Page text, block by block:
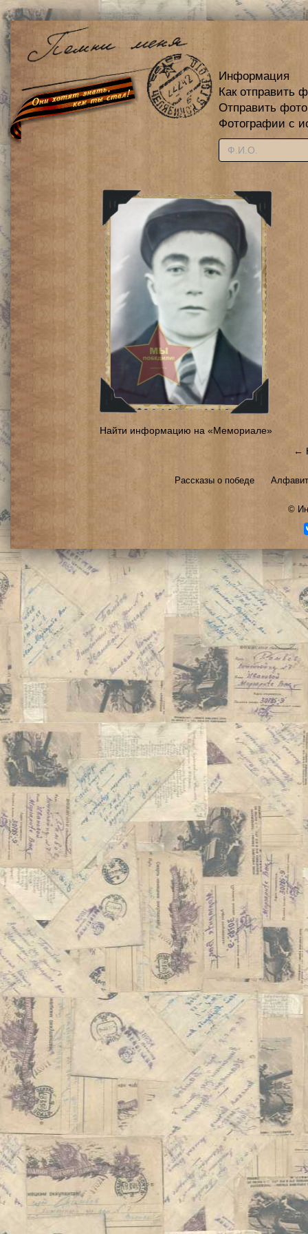
Информация
Как отправить
Отправить
Фотографии с
Найти информацию на «Мемориале»
←
Рассказы о победе
©